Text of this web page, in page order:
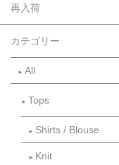
再入荷
カテゴリー
► All
► Tops
► Shirts / Blouse
► Knit